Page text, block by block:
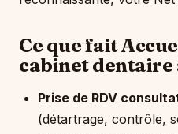
Ce que fait
cabinet
Prise de RDV
(détartrage, contrôle,